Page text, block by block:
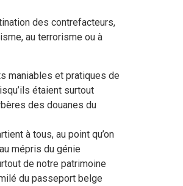
des contrefacteurs,
au terrorisme ou à
maniables et pratiques de
étaient surtout
des douanes du
à tous, au point qu’on
mépris du génie
de notre patrimoine
du passeport belge